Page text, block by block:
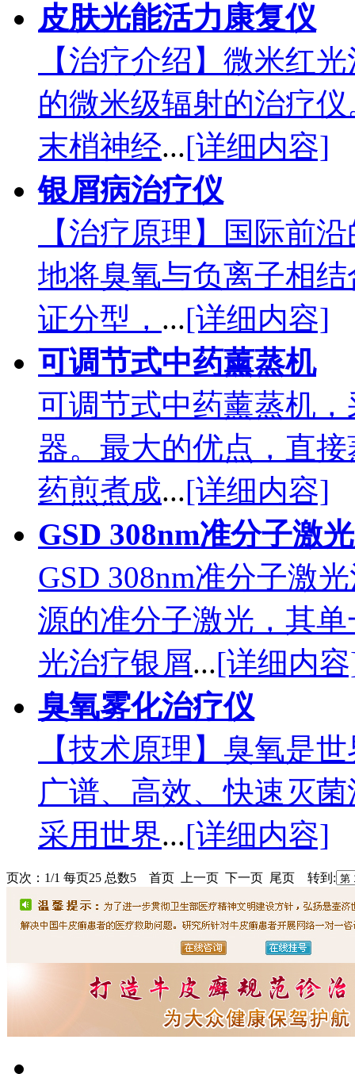
皮肤光能活力康复仪
【治疗介绍】微米红
的微米级辐射的治疗
末梢神经...[详细内容]
银屑病治疗仪
【治疗原理】国际前
地将臭氧与负离子相
证分型， ...[详细内容]
可调节式中药薰蒸机
可调节式中药薰蒸机
器。最大的优点，直
药煎煮成...[详细内容]
GSD 308nm准分子激
GSD 308nm准分子激
源的准分子激光，其
光治疗银屑...[详细内
臭氧雾化治疗仪
【技术原理】臭氧是
广谱、高效、快速灭
采用世界...[详细内容]
页次：1/1 每页25 总数5 首页 上一页 下一页 尾页 转到: